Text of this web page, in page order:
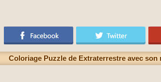
Coloriage Puzzle de Extraterrestre avec